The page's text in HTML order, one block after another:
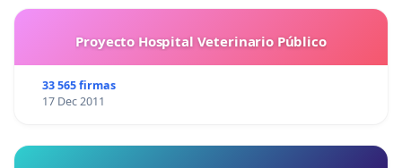
Proyecto Hospital Veterinario Público
33 565 firmas
17 Dec 2011